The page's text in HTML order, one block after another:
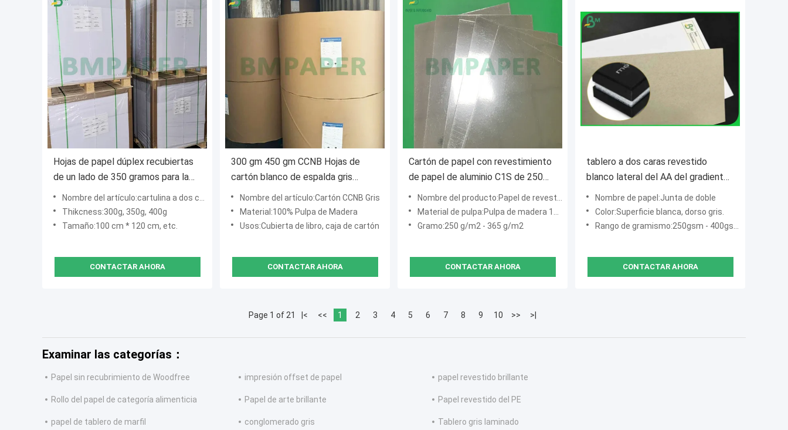
Hojas de papel dúplex recubiertas
de un lado de 350 gramos para la
fabricación de cajas de chocolate
Nombre del artículo:cartulina a dos caras
Thikcness:300g, 350g, 400g
Tamaño:100 cm * 120 cm, etc.
CONTACTAR AHORA
300 gm 450 gm CCNB Hojas de
cartón blanco de espalda gris
700*860 mm
Nombre del artículo:Cartón CCNB Gris
Material:100% Pulpa de Madera
Usos:Cubierta de libro, caja de cartón
CONTACTAR AHORA
Cartón de papel con revestimiento
de papel de aluminio C1S de 250
g/m² y 300 g/m² para cajas de
embalaje
Nombre del producto:Papel de revestimiento de papel de aluminio
Material de pulpa:Pulpa de madera 100% virgen
Gramo:250 g/m2 - 365 g/m2
CONTACTAR AHORA
tablero a dos caras revestido
blanco lateral del AA del gradiente
de los 70*100cm 250gsm 280gsm
300gsm solo
Nombre de papel:Junta de doble
Color:Superficie blanca, dorso gris.
Rango de gramismo:250gsm - 400gsm
CONTACTAR AHORA
Page 1 of 21 |< << 1 2 3 4 5 6 7 8 9 10 >> >|
Examinar las categorías：
Papel sin recubrimiento de Woodfree impresión offset de papel papel revestido brillante
Rollo del papel de categoría alimenticia Papel de arte brillante Papel revestido del PE
papel de tablero de marfil conglomerado gris Tablero gris laminado